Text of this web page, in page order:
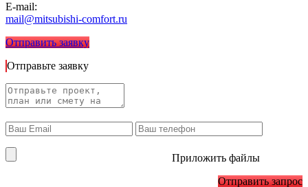
E-mail:
mail@mitsubishi-comfort.ru
Отправить заявку
Отправьте заявку
Приложить файлы
Отправить запрос